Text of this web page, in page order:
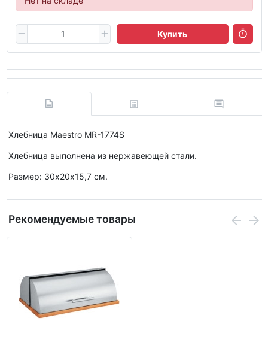
Купить
Хлебница Maestro MR-1774S
Хлебница выполнена из нержавеющей стали.
Размер: 30х20х15,7 см.
Рекомендуемые товары